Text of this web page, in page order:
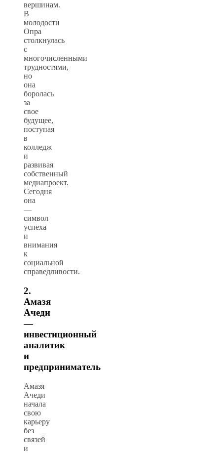
вершинам.
В
молодости
Опра
столкнулась
с
многочисленными
трудностями,
но
она
боролась
за
свое
будущее,
поступая
в
колледж
и
развивая
собственный
медиапроект.
Сегодня
она
—
символ
успеха
и
внимания
к
социальной
справедливости.
2.
Амазя
Ачеди
—
инвестиционный
аналитик
и
предприниматель
Амазя
Ачеди
начала
свою
карьеру
без
связей
и